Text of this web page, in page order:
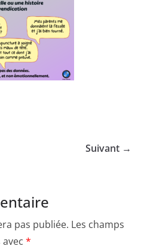
Suivant →
pas publiée. Les champs
*